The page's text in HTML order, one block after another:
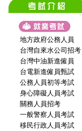
地方政府公務人員
台灣自來水公司招考
台灣中油新進僱員
台電新進僱員甄試
公務人員初等考試
身心障礙人員考試
關務人員招考
一般警察人員考試
移民行政人員考試